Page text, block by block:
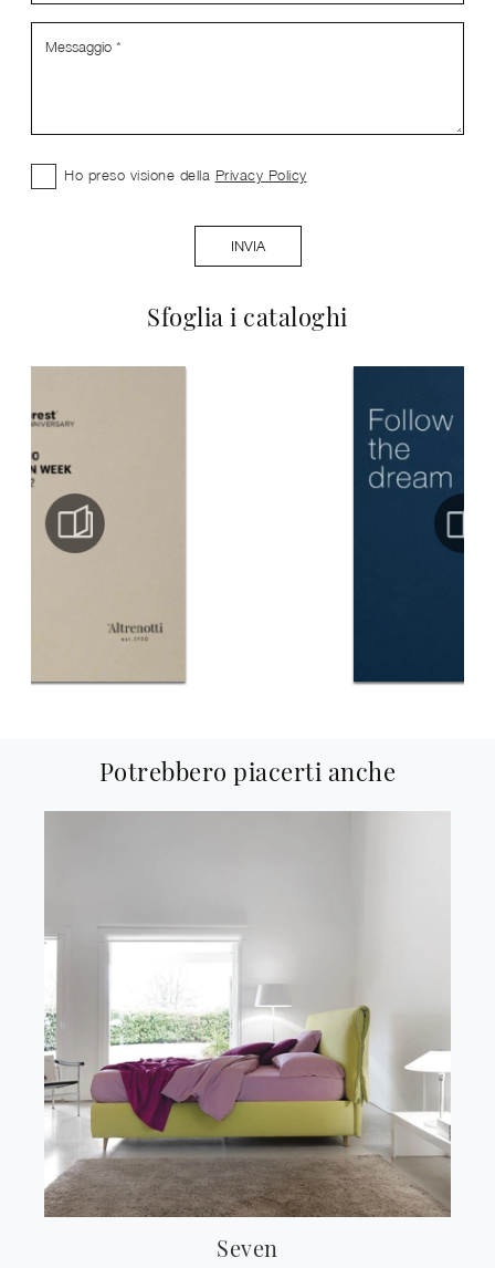
Sfoglia i cataloghi
Ho preso visione della Privacy Policy
INVIA
Potrebbero piacerti anche
Seven